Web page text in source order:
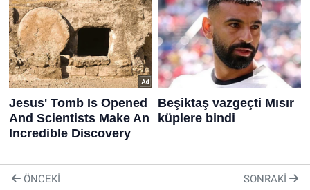
ÖNCEKI SONRAKI